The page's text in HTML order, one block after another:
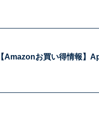
【Amazonお買い得情報】